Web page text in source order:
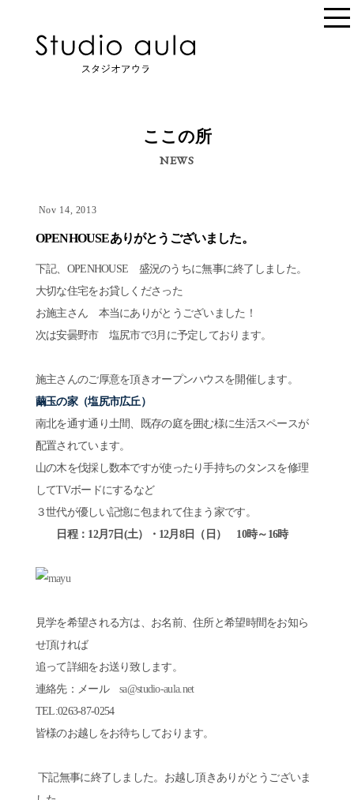
ここの所
NEWS
Nov 14, 2013
OPENHOUSEありがとうございました。
下記、OPENHOUSE 盛況のうちに無事に終了しました。
大切な住宅をお貸しくださった
お施主さん 本当にありがとうございました！
次は安曇野市 塩尻市で3月に予定しております。
施主さんのご厚意を頂きオープンハウスを開催します。
繭玉の家（塩尻市広丘）
南北を通す通り土間、既存の庭を囲む様に生活スペースが
配置されています。
山の木を伐採し数本ですが使ったり手持ちのタンスを修理
してTVボードにするなど
３世代が優しい記憶に包まれて住まう家です。
日程：12月7日(土）・12月8日（日） 10時～16時
見学を希望される方は、お名前、住所と希望時間をお知ら
せ頂ければ
追って詳細をお送り致します。
連絡先：メールsa@studio-aula.net
TEL:0263-87-0254
皆様のお越しをお待ちしております。
下記無事に終了しました。お越し頂きありがとうございま